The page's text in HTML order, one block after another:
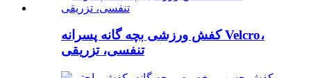
کفش ورزشی بچه گانه پسرانه Velcro،
تنفسی، تزریقی